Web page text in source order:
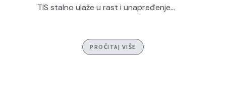
TIS stalno ulaže u rast i unapređenje...
PROČITAJ VIŠE